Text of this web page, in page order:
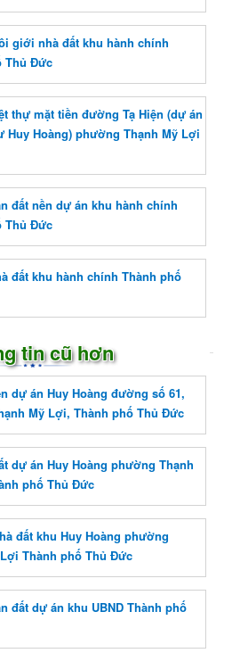
giới nhà đất khu hành chính
Thủ Đức
thự mặt tiền đường Tạ Hiện (dự án
Huy Hoàng) phường Thạnh Mỹ Lợi
đất nền dự án khu hành chính
Thủ Đức
đất khu hành chính Thành phố
tin cũ hơn
dự án Huy Hoàng đường số 61,
Mỹ Lợi, Thành phố Thủ Đức
dự án Huy Hoàng phường Thạnh
phố Thủ Đức
đất khu Huy Hoàng phường
Thành phố Thủ Đức
đất dự án khu UBND Thành phố